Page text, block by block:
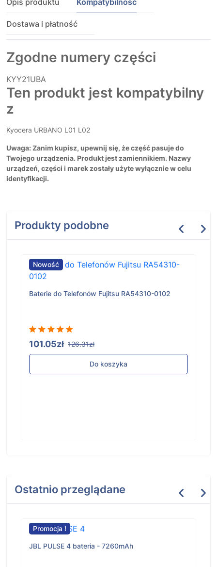
Opis produktu Kompatybilność
Dostawa i płatność
Zgodne numery części
KYY21UBA
Ten produkt jest kompatybilny
z
Kyocera URBANO L01 L02
Uwaga: Zanim kupisz, upewnij się, że część pasuje do
Twojego urządzenia. Produkt jest zamiennikiem. Nazwy
urządzeń, części i marek zostały użyte wyłącznie w celu
identyfikacji.
Produkty podobne
Nowość
Baterie do Telefonów Fujitsu RA54310-0102
101.05zł 126.31zł
Do koszyka
Ostatnio przeglądane
Promocja !
JBL PULSE 4 bateria - 7260mAh